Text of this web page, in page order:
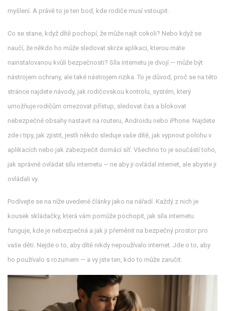
myšlení. A právě to je ten bod, kde rodiče musí vstoupit.
Co se stane, když dítě pochopí, že může najít cokoli? Nebo když se
naučí, že někdo ho může sledovat skrze aplikaci, kterou máte
nainstalovanou kvůli bezpečnosti? Síla internetu je dvojí — může být
nástrojem ochrany, ale také nástrojem rizika. To je důvod, proč se na této
stránce najdete návody, jak rodičovskou kontrolu, systém, který
umožňuje rodičům omezovat přístup, sledovat čas a blokovat
nebezpečné obsahy nastavit na routeru, Androidu nebo iPhone. Najdete
zde i tipy, jak zjistit, jestli někdo sleduje vaše dítě, jak vypnout polohu v
aplikacích nebo jak zabezpečit domácí síť. Všechno to je součástí toho,
jak správně ovládat sílu internetu — ne aby ji ovládal internet, ale abyste ji
ovládali vy.
Podívejte se na níže uvedené články jako na nářadí. Každý z nich je
kousek skládačky, která vám pomůže pochopit, jak síla internetu
funguje, kde je nebezpečná a jak ji přeměnit na bezpečný prostor pro
vaše děti. Nejde o to, aby dítě nikdy nepoužívalo internet. Jde o to, aby
ho používalo s rozumem — a vy jste ten, kdo to může zaručit.